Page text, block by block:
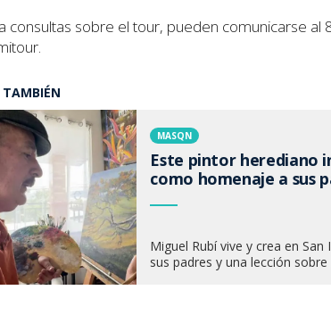
consultas sobre el tour, pueden comunicarse
TAMBIÉN
MASQN
Este pintor herediano
como homenaje a sus
Miguel Rubí vive y crea en
sus padres y una lección